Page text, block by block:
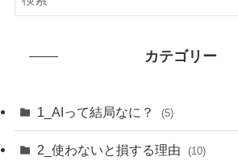
カテゴリー
1_AIって結局なに？ (5)
2_使わないと損する理由 (10)